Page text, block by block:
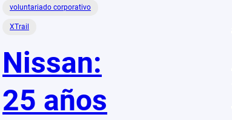
voluntariado corporativo
XTrail
Nissan:
25 años